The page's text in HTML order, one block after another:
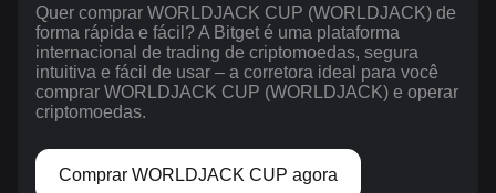
Quer comprar WORLDJACK CUP (WORLDJACK) de
forma rápida e fácil? A Bitget é uma plataforma
internacional de trading de criptomoedas, segura
intuitiva e fácil de usar – a corretora ideal para você
comprar WORLDJACK CUP (WORLDJACK) e operar
criptomoedas.
Comprar WORLDJACK CUP agora